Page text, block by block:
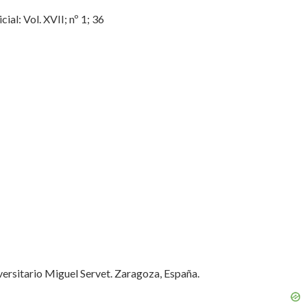
Vol. XVII; nº 1; 36
Miguel Servet. Zaragoza, España.